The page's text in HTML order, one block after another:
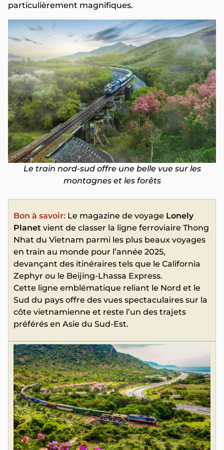
particulièrement magnifiques.
Le train nord-sud offre une belle vue sur les
montagnes et les forêts
Bon à savoir: Le magazine de voyage Lonely
Planet vient de classer la ligne ferroviaire Thong
Nhat du Vietnam parmi les plus beaux voyages
en train au monde pour l’année 2025,
devançant des itinéraires tels que le California
Zephyr ou le Beijing-Lhassa Express.
Cette ligne emblématique reliant le Nord et le
Sud du pays offre des vues spectaculaires sur la
côte vietnamienne et reste l’un des trajets
préférés en Asie du Sud-Est.